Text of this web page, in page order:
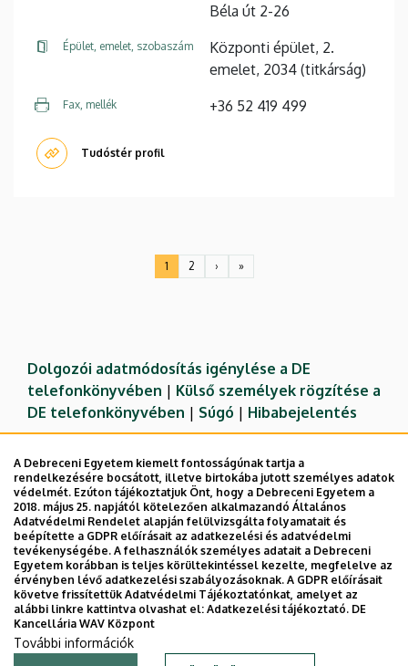
Béla út 2-26
Épület, emelet, szobaszám
Központi épület, 2.
emelet, 2034 (titkárság)
Fax, mellék +36 52 419 499
Tudóstér profil
Jelenlegi
1
Oldal
2
Következő
›
Utolsó
»
Dolgozói adatmódosítás igénylése a DE
telefonkönyvében | Külső személyek rögzítése a
DE telefonkönyvében | Súgó | Hibabejelentés
Adatvédelem
Adatvédelem
A Debreceni Egyetem kiemelt fontosságúnak tartja a
rendelkezésére bocsátott, illetve birtokába jutott személyes adatok
védelmét. Ezúton tájékoztatjuk Önt, hogy a Debreceni Egyetem a
2018. május 25. napjától kötelezően alkalmazandó Általános
Adatvédelmi Rendelet alapján felülvizsgálta folyamatait és
beépítette a GDPR előírásait az adatkezelési és adatvédelmi
tevékenységébe. A felhasználók személyes adatait a Debreceni
Egyetem korábban is teljes körültekintéssel kezelte, megfelelve az
érvényben lévő adatkezelési szabályozásoknak. A GDPR előírásait
követve frissítettük Adatvédelmi Tájékoztatónkat, amelyet az
alábbi linkre kattintva olvashat el: Adatkezelési tájékoztató. DE
Kancellária WAV Központ
További információk